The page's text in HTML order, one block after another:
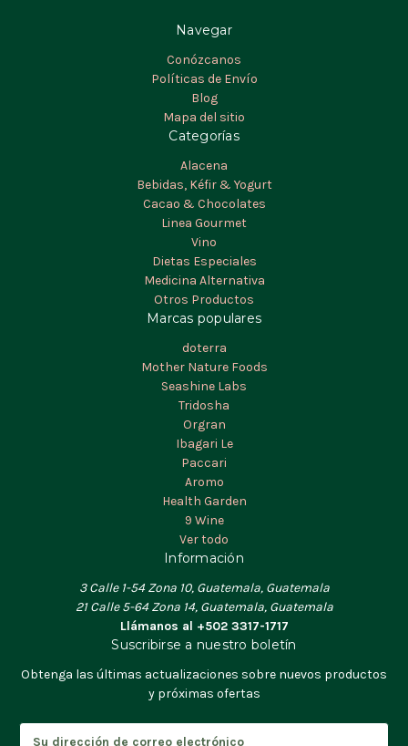
Navegar
Conózcanos
Políticas de Envío
Blog
Mapa del sitio
Categorías
Alacena
Bebidas, Kéfir & Yogurt
Cacao & Chocolates
Linea Gourmet
Vino
Dietas Especiales
Medicina Alternativa
Otros Productos
Marcas populares
doterra
Mother Nature Foods
Seashine Labs
Tridosha
Orgran
Ibagari Le
Paccari
Aromo
Health Garden
9 Wine
Ver todo
Información
3 Calle 1-54 Zona 10, Guatemala, Guatemala
21 Calle 5-64 Zona 14, Guatemala, Guatemala
Llámanos al +502 3317-1717
Suscribirse a nuestro boletín
Obtenga las últimas actualizaciones sobre nuevos productos
y próximas ofertas